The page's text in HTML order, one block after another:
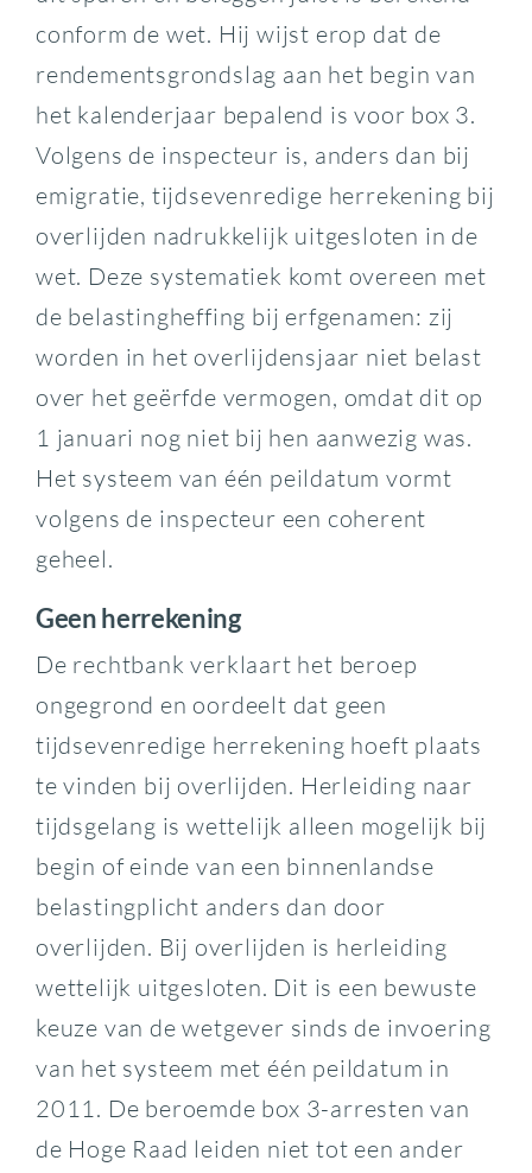
conform de wet. Hij wijst erop dat de
rendementsgrondslag aan het begin van
het kalenderjaar bepalend is voor box 3.
Volgens de inspecteur is, anders dan bij
emigratie, tijdsevenredige herrekening bij
overlijden nadrukkelijk uitgesloten in de
wet. Deze systematiek komt overeen met
de belastingheffing bij erfgenamen: zij
worden in het overlijdensjaar niet belast
over het geërfde vermogen, omdat dit op
1 januari nog niet bij hen aanwezig was.
Het systeem van één peildatum vormt
volgens de inspecteur een coherent
geheel.
Geen herrekening
De rechtbank verklaart het beroep
ongegrond en oordeelt dat geen
tijdsevenredige herrekening hoeft plaats
te vinden bij overlijden. Herleiding naar
tijdsgelang is wettelijk alleen mogelijk bij
begin of einde van een binnenlandse
belastingplicht anders dan door
overlijden. Bij overlijden is herleiding
wettelijk uitgesloten. Dit is een bewuste
keuze van de wetgever sinds de invoering
van het systeem met één peildatum in
2011. De beroemde box 3-arresten van
de Hoge Raad leiden niet tot een ander